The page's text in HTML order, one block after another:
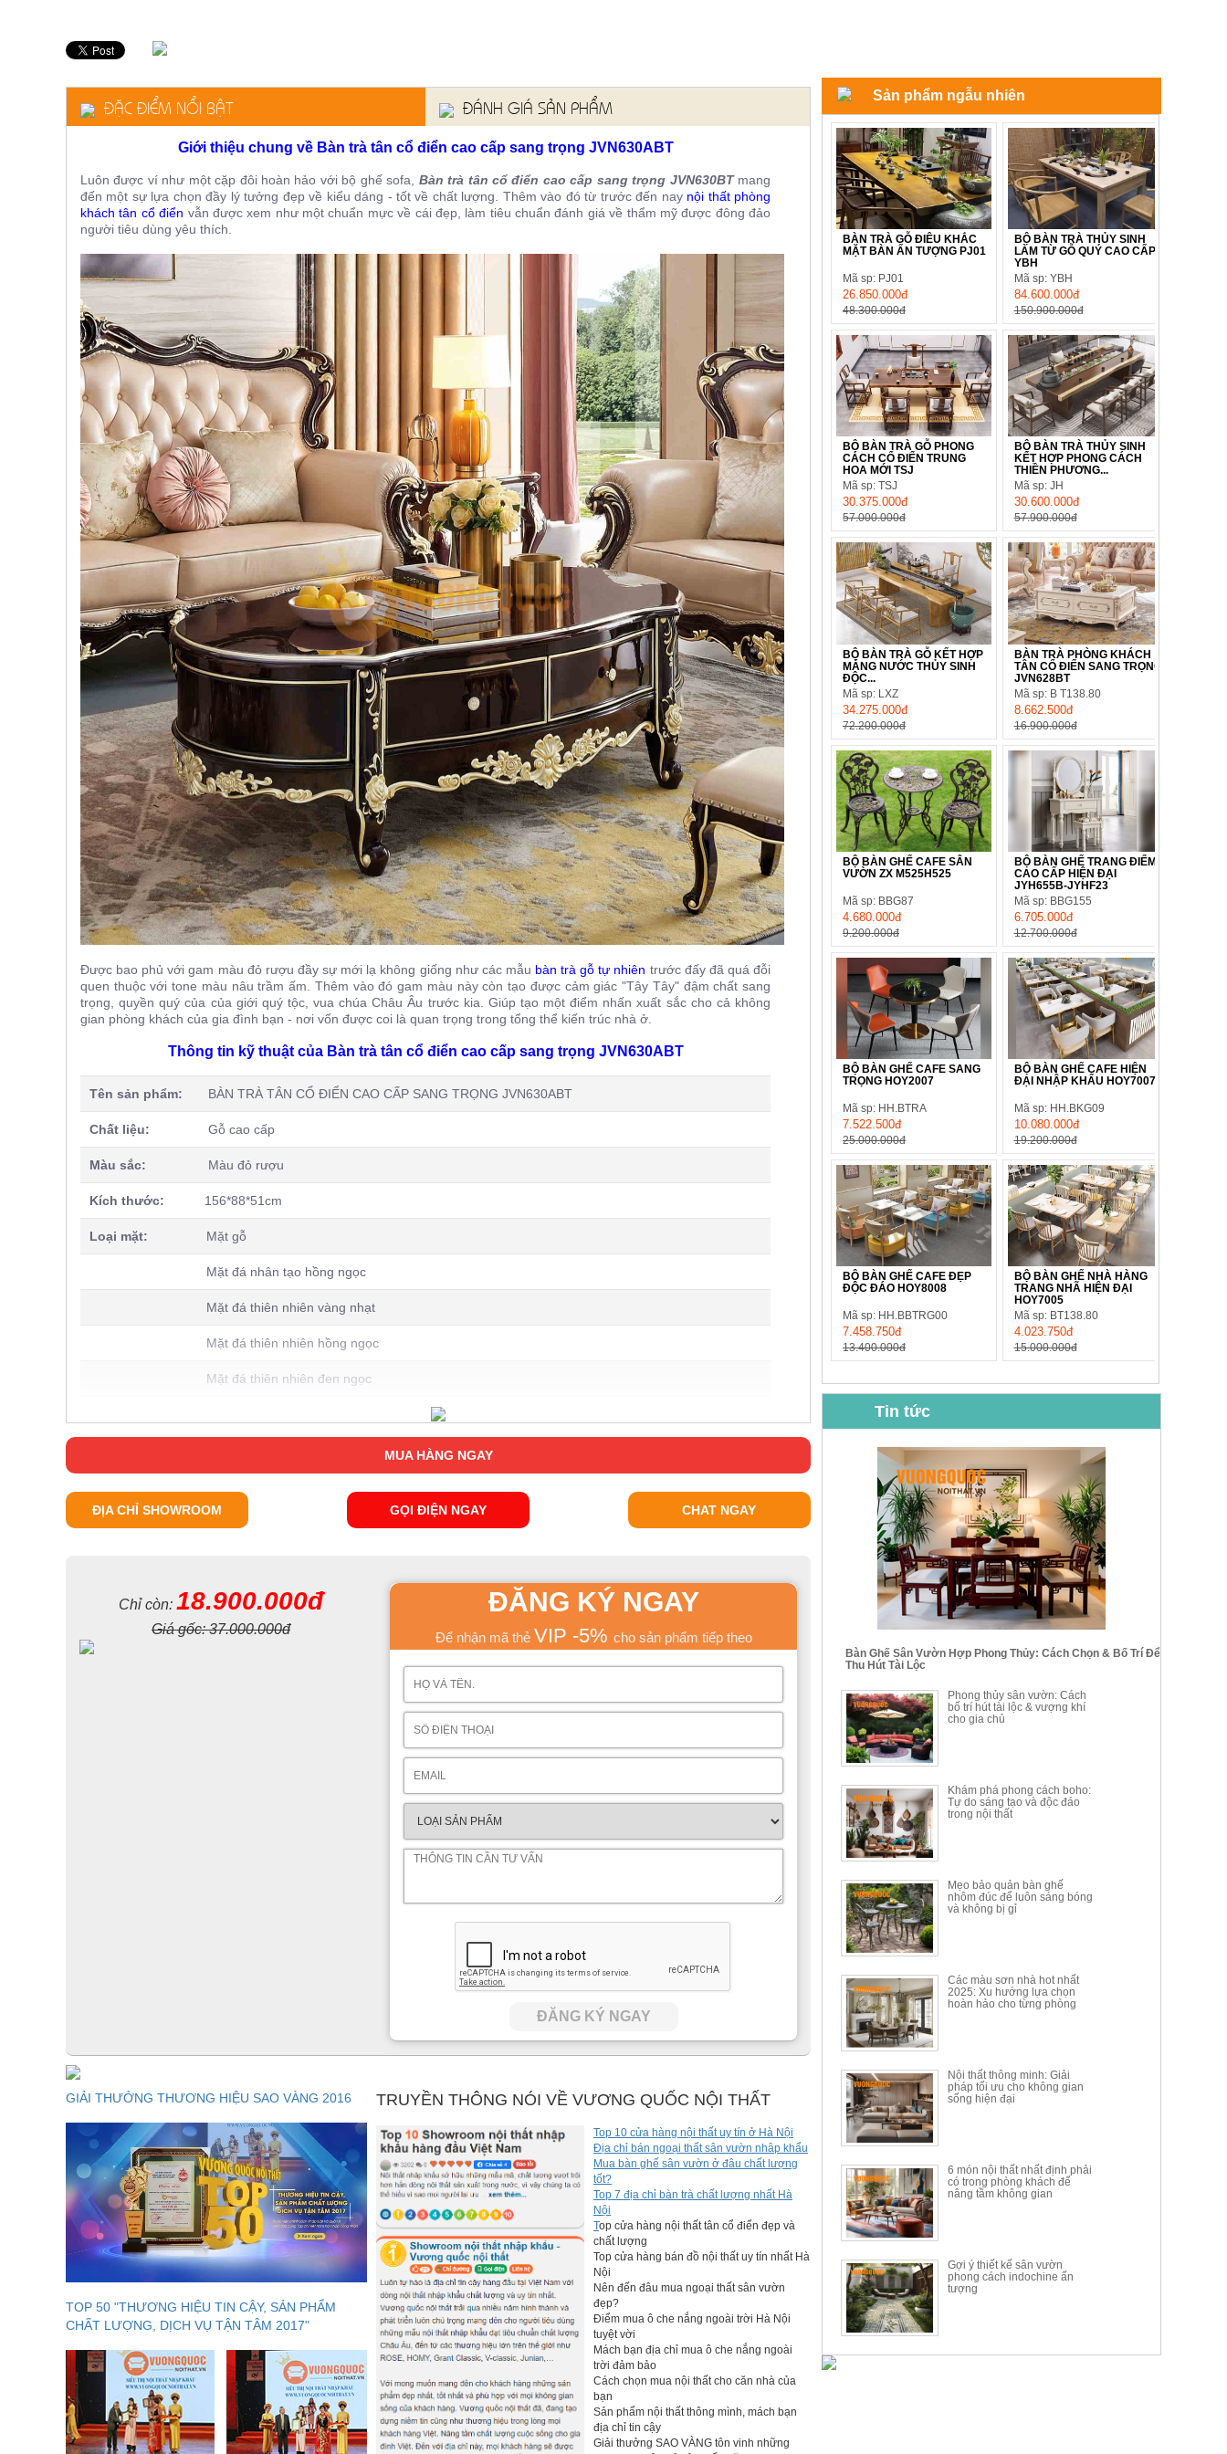
ĐẶC ĐIỂM NỔI BẬT ĐÁNH GIÁ SẢN PHẨM
Giới thiệu chung về Bàn trà tân cổ điển cao cấp sang trọng JVN630ABT
Luôn được ví như một cặp đôi hoàn hảo với bộ ghế sofa, Bàn trà tân cổ điển cao cấp sang trọng JVN630BTmang
đến một sự lựa chọn đầy lý tưởng đẹp về kiểu dáng - tốt về chất lượng. Thêm vào đó từ trước đến nay nội thất phòng
khách tân cổ điển vẫn được xem như một chuẩn mực về cái đẹp, làm tiêu chuẩn đánh giá về thẩm mỹ được đông đảo
người tiêu dùng yêu thích.
Được bao phủ với gam màu đỏ rượu đầy sự mới lạ không giống như các mẫu bàn trà gỗ tự nhiên trước đấy đã quá đỗi
quen thuộc với tone màu nâu trầm ấm. Thêm vào đó gam màu này còn tạo được cảm giác "Tây Tây" đậm chất sang
trọng, quyền quý của của giới quý tộc, vua chúa Châu Âu trước kia. Giúp tạo một điểm nhấn xuất sắc cho cả không
gian phòng khách của gia đình bạn - nơi vốn được coi là quan trọng trong tổng thể kiến trúc nhà ở.
Thông tin kỹ thuật của Bàn trà tân cổ điển cao cấp sang trọng JVN630ABT
Tên sản phẩm: BÀN TRÀ TÂN CỔ ĐIỂN CAO CẤP SANG TRỌNG JVN630ABT
Chất liệu: Gỗ cao cấp
Màu sắc: Màu đỏ rượu
Kích thước: 156*88*51cm
Loại mặt: Mặt gỗ
Mặt đá nhân tạo hồng ngọc
Mặt đá thiên nhiên vàng nhạt
Mặt đá thiên nhiên hồng ngọc
Mặt đá thiên nhiên đen ngọc
Một số hình ảnh chi tiết về Bàn trà tân cổ điển cao cấp sang trọng JVN630ABT
Như đã nhắc đến ngay từ đầu, thiết kế bàn trà phong cách tân cổ điển
này được đánh giá rất cao cả về kiểu dáng, lẫn
Cùng với đó là một sự đầu tư rất lớn về kỹ thuật chạm khắc cho các họa tiết hoa văn trên toàn bộ bề mặt. Xóa bỏ đi sự
rườm rà của phong cách cổ điển, thay thế sự đơn điệu của phong cách hiện đại thay vào đó là những chi tiết mềm mại
MUA HÀNG NGAY
ĐỊA CHỈ SHOWROOM GỌI ĐIỆN NGAY CHAT NGAY
Chỉ còn: 18.900.000đ
Giá gốc:37.000.000đ
ĐĂNG KÝ NGAY
Để nhận mã thẻ VIP -5% cho sản phẩm tiếp theo
ĐĂNG KÝ NGAY
GIẢI THƯỞNG THƯƠNG HIỆU SAO VÀNG 2016
TOP 50 "THƯƠNG HIỆU TIN CẬY, SẢN PHẨM
CHẤT LƯỢNG, DỊCH VỤ TẬN TÂM 2017"
TRUYỀN THÔNG NÓI VỀ VƯƠNG QUỐC NỘI THẤT
Top 10 cửa hàng nội thất uy tín ở Hà Nội
Địa chỉ bán ngoại thất sân vườn nhâp khẩu
Mua bàn ghế sân vườn ở đâu chất lượng
tốt?
Top 7 địa chỉ bàn trà chất lượng nhất Hà
Nội
Top cửa hàng nội thất tân cổ điển đẹp và
chất lượng
Top cửa hàng bán đồ nội thất uy tín nhất Hà
Nội
Nên đến đâu mua ngoại thất sân vườn
đẹp?
Điểm mua ô che nắng ngoài trời Hà Nội
tuyệt vời
Mách bạn địa chỉ mua ô che nắng ngoài
trời đảm bảo
Cách chọn mua nội thất cho căn nhà của
bạn
Sản phẩm nội thất thông mình, mách bạn
địa chỉ tin cậy
Giải thưởng SAO VÀNG tôn vinh những
Sản phẩm ngẫu nhiên
BÀN TRÀ GỖ ĐIÊU KHẮC
MẶT BÀN ẤN TƯỢNG PJ01
Mã sp: PJ01
26.850.000đ
48.300.000đ
BỘ BÀN TRÀ THỦY SINH
LÀM TỪ GỖ QUÝ CAO CẤP
YBH
Mã sp: YBH
84.600.000đ
150.900.000đ
BỘ BÀN TRÀ GỖ PHONG
CÁCH CỔ ĐIỂN TRUNG
HOA MỚI TSJ
Mã sp: TSJ
30.375.000đ
57.000.000đ
BỘ BÀN TRÀ THỦY SINH
KẾT HỢP PHONG CÁCH
THIỀN PHƯƠNG...
Mã sp: JH
30.600.000đ
57.900.000đ
BỘ BÀN TRÀ GỖ KẾT HỢP
MÁNG NƯỚC THỦY SINH
ĐỘC...
Mã sp: LXZ
34.275.000đ
72.200.000đ
BÀN TRÀ PHÒNG KHÁCH
TÂN CỔ ĐIỂN SANG TRỌNG
JVN628BT
Mã sp: B T138.80
8.662.500đ
16.900.000đ
BỘ BÀN GHẾ CAFE SÂN
VƯỜN ZX M525H525
Mã sp: BBG87
4.680.000đ
9.200.000đ
BỘ BÀN GHẾ TRANG ĐIỂM
CAO CẤP HIỆN ĐẠI
JYH655B-JYHF23
Mã sp: BBG155
6.705.000đ
12.700.000đ
BỘ BÀN GHẾ CAFE SANG
TRỌNG HOY2007
Mã sp: HH.BTRA
7.522.500đ
25.000.000đ
BỘ BÀN GHẾ CAFE HIỆN
ĐẠI NHẬP KHẨU HOY7007
Mã sp: HH.BKG09
10.080.000đ
19.200.000đ
BỘ BÀN GHẾ CAFE ĐẸP
ĐỘC ĐÁO HOY8008
Mã sp: HH.BBTRG00
7.458.750đ
13.400.000đ
BỘ BÀN GHẾ NHÀ HÀNG
TRANG NHÃ HIỆN ĐẠI
HOY7005
Mã sp: BT138.80
4.023.750đ
15.000.000đ
BỘ BÀN GHẾ CAFE NHẬP
KHẨU CAO CẤP HOY7006
Mã sp: BT135
14.178.750đ
24.700.000đ
BỘ BÀN TRÀ GỖ TỰ NHIÊN
PHONG CÁCH TRUNG HOA
KIỂU MỚI...
Mã sp: BT138.80
20.250.000đ
39.150.000đ
BỘ BÀN TRÀ GỖ PHONG
CÁCH MỚI KẾT HỢP KHAY
NHÚNG TRÀ YDX
Mã sp: BT150.46
17.617.500đ
34.100.000đ
BỘ BÀN GHẾ CAFE KIỂU
DÁNG ĐƠN GIẢN HIỆN ĐẠI
HOY8010
BÀN GHẾ TRANG ĐIỂM
THÔNG MINH HIỆN ĐẠI
TÍCH HỢP SẠC...
Mã sp: HH.BTD08
6.510.000đ
BỘ BÀN ĂN ĐẢO MẶT ĐÁ
PHIẾN AK3699
Tin tức
Bàn Ghế Sân Vườn Hợp Phong Thủy: Cách Chọn & Bố Trí Để
Thu Hút Tài Lộc
Phong thủy sân vườn: Cách
bố trí hút tài lộc & vượng khí
cho gia chủ
Khám phá phong cách boho:
Tự do sáng tạo và độc đáo
trong nội thất
Mẹo bảo quản bàn ghế
nhôm đúc để luôn sáng bóng
và không bị gỉ
Các màu sơn nhà hot nhất
2025: Xu hướng lựa chọn
hoàn hảo cho từng phòng
Nội thất thông minh: Giải
pháp tối ưu cho không gian
sống hiện đại
6 món nội thất nhất định phải
có trong phòng khách để
nâng tầm không gian
Gợi ý thiết kế sân vườn
phong cách indochine ấn
tượng